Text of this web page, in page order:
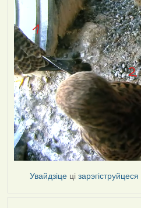
Увайдзіце цізарэгіструйцеся